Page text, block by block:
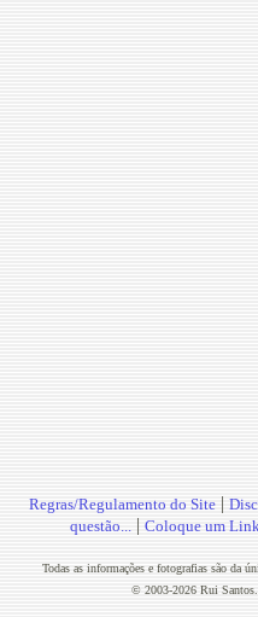
Regras/Regulamento do Site |
questão... | Coloque um
Todas as informações e fotografias são da
© 2003-2026 Rui Santos.